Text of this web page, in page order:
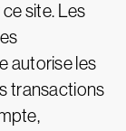
site. Les
autorise les
transactions